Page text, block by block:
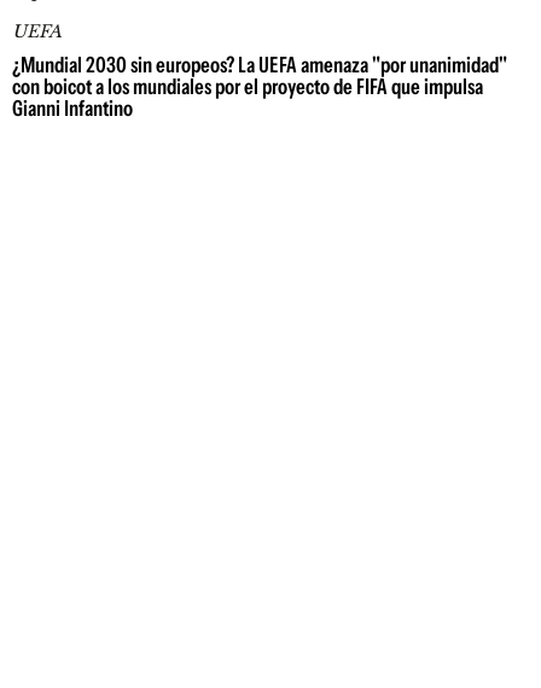
UEFA
¿Mundial 2030 sin europeos? La UEFA amenaza "por unanimidad"
con boicot a los mundiales por el proyecto de FIFA que impulsa
Gianni Infantino